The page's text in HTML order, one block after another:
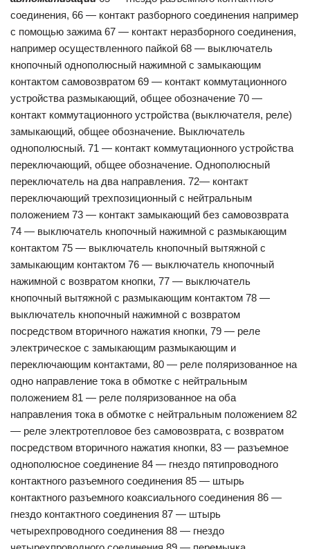
соединения, 66 — контакт разборного соединения например
с помощью зажима 67 — контакт неразборного соединения,
например осуществленного пайкой 68 — выключатель
кнопочный однополюсный нажимной с замыкающим
контактом самовозвратом 69 — контакт коммутационного
устройства размыкающий, общее обозначение 70 —
контакт коммутационного устройства (выключателя, реле)
замыкающий, общее обозначение. Выключатель
однополюсный. 71 — контакт коммутационного устройства
переключающий, общее обозначение. Однополюсный
переключатель на два направления. 72— контакт
переключающий трехпозиционный с нейтральным
положением 73 — контакт замыкающий без самовозврата
74 — выключатель кнопочный нажимной с размыкающим
контактом 75 — выключатель кнопочный вытяжной с
замыкающим контактом 76 — выключатель кнопочный
нажимной с возвратом кнопки, 77 — выключатель
кнопочный вытяжной с размыкающим контактом 78 —
выключатель кнопочный нажимной с возвратом
посредством вторичного нажатия кнопки, 79 — реле
электрическое с замыкающим размыкающим и
переключающим контактами, 80 — реле поляризованное на
одно направление тока в обмотке с нейтральным
положением 81 — реле поляризованное на оба
направления тока в обмотке с нейтральным положением 82
— реле электротепловое без самовозврата, с возвратом
посредством вторичного нажатия кнопки, 83 — разъемное
однополюсное соединение 84 — гнездо пятипроводного
контактного разъемного соединения 85 — штырь
контактного разъемного коаксиального соединения 86 —
гнездо контактного соединения 87 — штырь
четырехпроводного соединения 88 — гнездо